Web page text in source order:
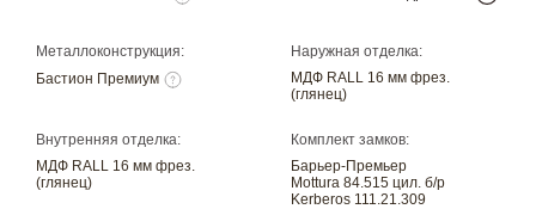
Металлоконструкция:
Бастион Премиум
Наружная отделка:
МДФ RALL 16 мм фрез.
(глянец)
Внутренняя отделка:
МДФ RALL 16 мм фрез.
(глянец)
Комплект замков:
Барьер-Премьер
Mottura 84.515 цил. б/р
Kerberos 111.21.309